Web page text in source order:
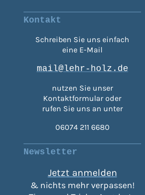
Kontakt
Schreiben Sie uns einfach
eine E-Mail
mail@lehr-holz.de
nutzen Sie unser
Kontaktformular oder
rufen Sie uns an unter
06074 211 6680
Newsletter
Jetzt anmelden
& nichts mehr verpassen!